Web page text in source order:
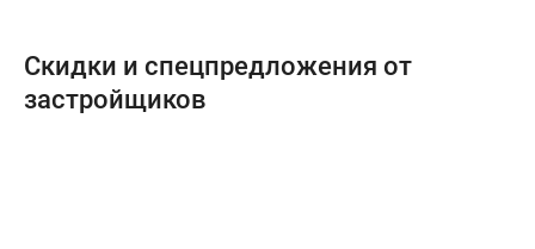
Скидки и спецпредложения от
застройщиков